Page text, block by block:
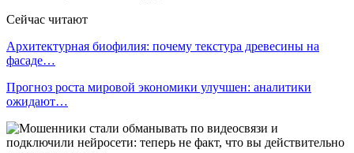
Сейчас читают
Архитектурная биофилия: почему текстура древесины на
фасаде…
Прогноз роста мировой экономики улучшен: аналитики
ожидают…